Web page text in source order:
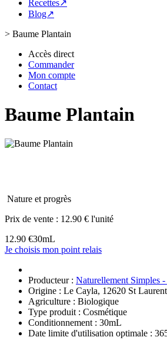
Recettes↗
Blog↗
> Baume Plantain
Accès direct
Commander
Mon compte
Contact
Baume Plantain
Nature et progrès
Prix de vente : 12.90 € l'unité
12.90 €30mL
Je choisis mon point relais
Producteur : Naturellement Simples
Origine : Le Cayla, 12620 St
Agriculture : Biologique
Type produit : Cosmétique
Conditionnement : 30mL
Date limite d'utilisation optimale :